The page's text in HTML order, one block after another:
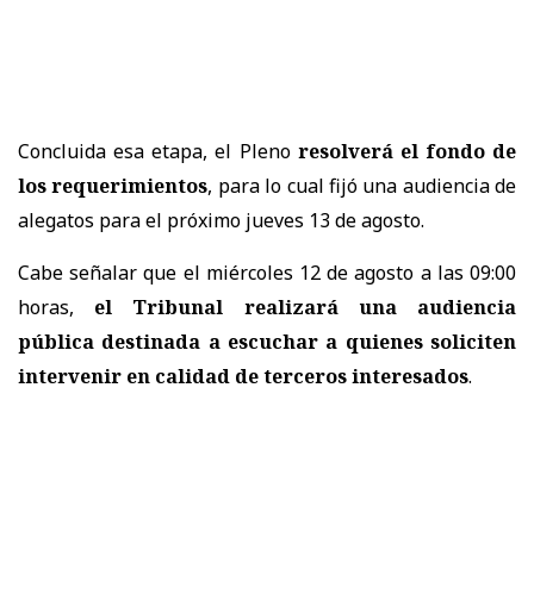
Concluida esa etapa, el Pleno resolverá el fondo de
los requerimientos, para lo cual fijó una audiencia de
alegatos para el próximo jueves 13 de agosto.
Cabe señalar que el miércoles 12 de agosto a las 09:00
horas, el Tribunal realizará una audiencia
pública destinada a escuchar a quienes soliciten
intervenir en calidad de terceros interesados.